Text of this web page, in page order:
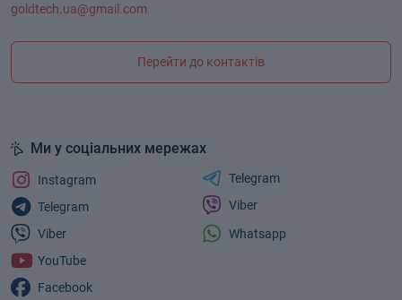
goldtech.ua@gmail.com
Перейти до контактів
Ми у соціальних мережах
Instagram
Telegram
Viber
YouTube
Facebook
Telegram
Viber
Whatsapp